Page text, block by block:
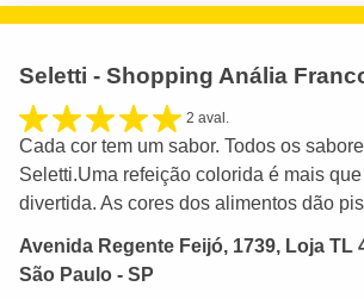
Seletti - Shopping Anália
2 aval.
Cada cor tem um sabor. Todos os
Seletti.Uma refeição colorida é mais
divertida. As cores dos alimentos dão
Avenida Regente Feijó, 1739, Loja TL
São Paulo - SP